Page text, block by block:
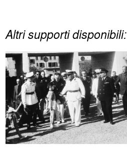
Altri supporti disponibili: